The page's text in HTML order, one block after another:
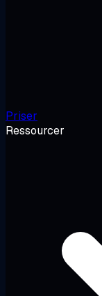
Priser
Ressourcer